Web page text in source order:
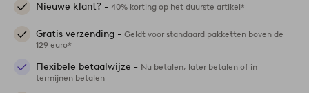
Nieuwe klant? - 40% korting op het duurste artikel*
Gratis verzending - Geldt voor standaard pakketten boven de
129 euro*
Flexibele betaalwijze - Nu betalen, later betalen of in
termijnen betalen